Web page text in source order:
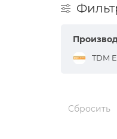
TDM
Сбросить